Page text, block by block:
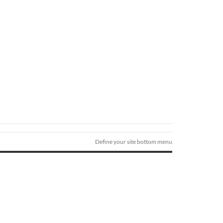
Define your site bottom menu